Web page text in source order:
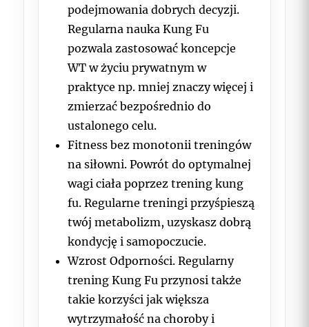
podejmowania dobrych decyzji.
Regularna nauka Kung Fu
pozwala zastosować koncepcje
WT w życiu prywatnym w
praktyce np. mniej znaczy więcej i
zmierzać bezpośrednio do
ustalonego celu.
Fitness bez monotonii treningów
na siłowni. Powrót do optymalnej
wagi ciała poprzez trening kung
fu. Regularne treningi przyśpieszą
twój metabolizm, uzyskasz dobrą
kondycję i samopoczucie.
Wzrost Odporności. Regularny
trening Kung Fu przynosi także
takie korzyści jak większa
wytrzymałość na choroby i